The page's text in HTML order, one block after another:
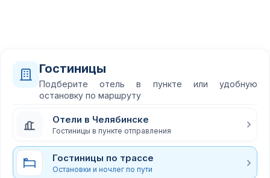
Гостиницы
Подберите отель в пункте или удобную
остановку по маршруту
Отели в Челябинске
Гостиницы в пункте отправления
Гостиницы по трассе
Остановки и ночлег по пути